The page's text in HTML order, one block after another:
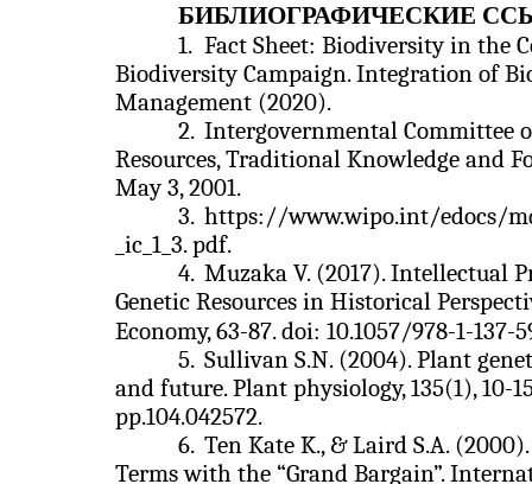
БИБЛИОГРАФИЧЕСКИЕ
1. Fact Sheet: Biodiversity in the
Biodiversity Campaign. Integration of
Management (2020).
2. Intergovernmental Committee
Resources, Traditional Knowledge and
May 3, 2001.
3. https://www.wipo.int/edocs/
_ic_1_3. pdf.
4. Muzaka V. (2017). Intellectual
Genetic Resources in Historical
Economy, 63-87. doi: 10.1057/978-1-137-
5. Sullivan S.N. (2004). Plant
and future. Plant physiology, 135(1),
pp.104.042572.
6. Ten Kate K., & Laird S.A.
Terms with the “Grand Bargain”.